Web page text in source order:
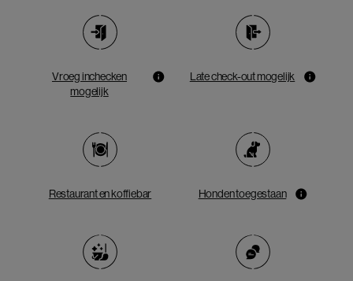
Vroeg inchecken
mogelijk
Late check-out mogelijk
Restaurant en koffiebar Honden toegestaan